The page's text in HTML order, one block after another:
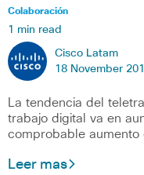
Colaboración
1 min read
Cisco Latam
18 November
La tendencia del
trabajo digital va en
comprobable aumento
Leer mas